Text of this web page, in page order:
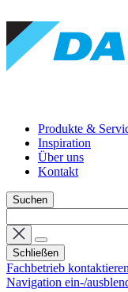
Produkte &
Inspiration
Über uns
Kontakt
Suchen
Schließen
Fachbetrieb kontaktieren
Navigation ein-/